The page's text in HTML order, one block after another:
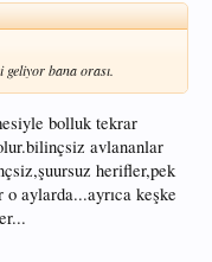
geliyor bana orası.
bolluk tekrar
avlananlar
herifler,pek
aylarda...ayrıca keşke